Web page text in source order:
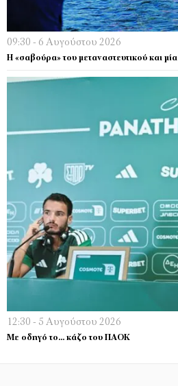
09:30 - 6 Αυγούστου 2026
Η «σαβούρα» του μεταναστευτικού και
12:30 - 5 Αυγούστου 2026
Με οδηγό το… κάζο του ΠΑΟΚ